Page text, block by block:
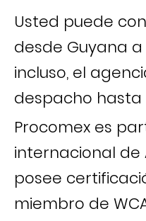
Usted puede
desde Guyana a
incluso, el
despacho hasta
Procomex es
internacional de
posee
miembro de